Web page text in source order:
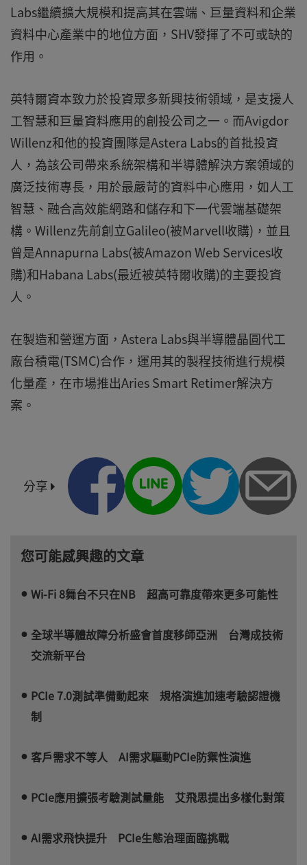
Labs繼續擴大規模和提高其在雲端、巨量資料和企業
資料中心產業中的地位方面，SHV發揮了不可或缺的
作用。
英特爾資本致力於投資眾多新興技術領域，是支援人
工智慧和巨量資料應用的創投公司之一。而Avigdor
Willenz和他的投資團隊是Astera Labs的首批投資
人，為該公司帶來系統架構和半導體解決方案領域的
廣泛技術專長，用於最嚴苛的資料中心應用，如人工
智慧、融合高效能網路和儲存和下一代雲端基礎架
構。Willenz先前創立Galileo(被Marvell收購)，並且
曾是Annapurna Labs(被Amazon Web Services收
購)和Habana Labs(最近被英特爾收購)的主要投資
人。
在製造和營運方面，Astera Labs與半導體晶圓代工
廠台積電(TSMC)合作，運用其的製程技術進行規模
化量產，在市場推出Aries Smart Retimer解決方
案。
分享
您可能感興趣的文章
Wi-Fi 8舞台不只在NB 超高可靠度帶來更多可能性
全球半導體故障分析盛會首度移師亞洲 台灣成技術
交流新平台
PCIe 7.0測試準備動起來 規格演進加速考驗認證機
制
客戶需求不等人 AI需求驅動PCIe防禦性演進
PCIe應用擴張考驗測試量能 艾飛思提出多樣化對策
AI需求飛快提升 PCIe生態治理面臨挑戰